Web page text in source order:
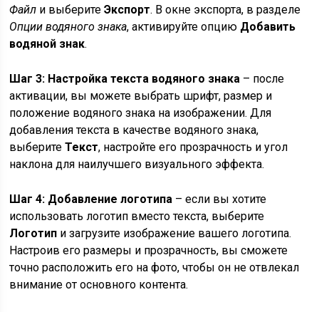
Файл и выберитеЭкспорт. В окне экспорта, в разделе
Опции водяного знака, активируйте опцию Добавить
водяной знак.
Шаг 3: Настройка текста водяного знака – после
активации, вы можете выбрать шрифт, размер и
положение водяного знака на изображении. Для
добавления текста в качестве водяного знака,
выберитеТекст, настройте его прозрачность и угол
наклона для наилучшего визуального эффекта.
Шаг 4: Добавление логотипа – если вы хотите
использовать логотип вместо текста, выберите
Логотип и загрузите изображение вашего логотипа.
Настроив его размеры и прозрачность, вы сможете
точно расположить его на фото, чтобы он не отвлекал
внимание от основного контента.